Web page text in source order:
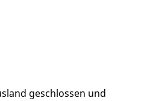
geschlossen und